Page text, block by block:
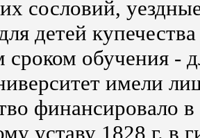
сословий,
детей
обучения -
имели
финансировало
уставу 1828 г. в